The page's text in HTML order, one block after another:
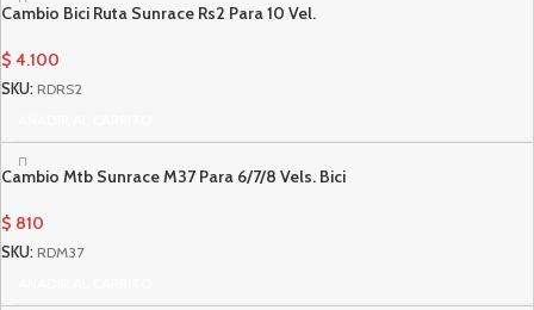
Cambio Bici Ruta Sunrace Rs2 Para 10 Vel.
$ 4.100
SKU: RDRS2
Cambio Mtb Sunrace M37 Para 6/7/8 Vels. Bici
$ 810
SKU: RDM37